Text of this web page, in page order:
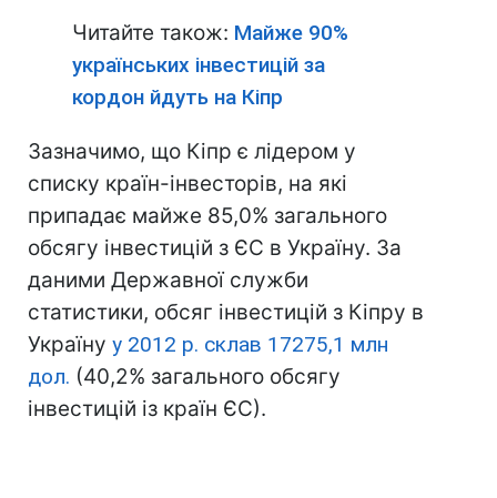
Читайте також: Майже 90%
українських інвестицій за
кордон йдуть на Кіпр
Зазначимо, що Кіпр є лідером у
списку країн-інвесторів, на які
припадає майже 85,0% загального
обсягу інвестицій з ЄС в Україну. За
даними Державної служби
статистики, обсяг інвестицій з Кіпру в
Україну у 2012 р. склав 17275,1 млн
дол. (40,2% загального обсягу
інвестицій із країн ЄС).